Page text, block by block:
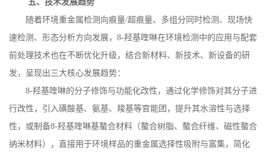
五、技术发展趋势
随着环境重金属检测向痕量/超痕量、多组分同时检测、现场快
速检测、形态分析方向发展， 8-羟基喹啉在环境检测中的应用与配套
前处理技术也在不断优化升级，结合新材料、新技术、新设备的研
发，呈现出三大核心发展趋势：
8-羟基喹啉的分子修饰与功能化改性，通过化学修饰对其分子进
行改性，引入磺酸基、氨基、羧基等官能团，提升其水溶性与选择
性，或制备8-羟基喹啉基螯合材料（螯合树脂、螯合纤维、磁性螯合
纳米材料），直接用于环境样品的重金属选择性吸附与富集，简化